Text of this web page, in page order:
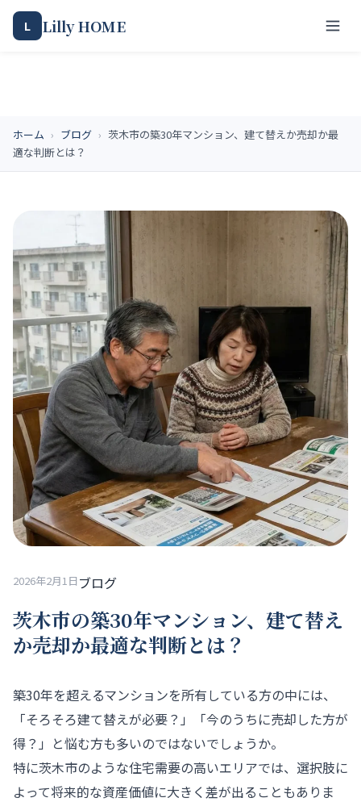
L Lilly HOME
ホーム › ブログ › 茨木市の築30年マンション、建て替えか売却か最
適な判断とは？
2026年2月1日 ブログ
茨木市の築30年マンション、建て替え
か売却か最適な判断とは？
築30年を超えるマンションを所有している方の中には、
「そろそろ建て替えが必要？」「今のうちに売却した方が
得？」と悩む方も多いのではないでしょうか。
特に茨木市のような住宅需要の高いエリアでは、選択肢に
よって将来的な資産価値に大きく差が出ることもありま